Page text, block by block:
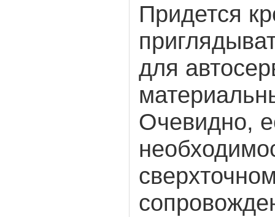
Придется
для
Очевидно,